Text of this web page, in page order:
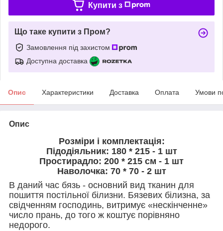
Купити з
Що таке купити з Пром?
Замовлення під захистом
Доступна доставка
Опис Характеристики Доставка Оплата Умови
Опис
Розміри і комплектація:
Підодіяльник: 180 * 215 - 1 шт
Простирадло: 200 * 215 см - 1 шт
Наволочка: 70 * 70 - 2 шт
В даний час бязь - основний вид тканин для
пошиття постільної білизни. Бязевих білизна, за
свідченням господинь, витримує «нескінченне»
число прань, до того ж коштує порівняно
недорого.